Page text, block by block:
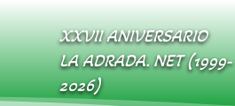
XXVII ANIVERSARIO
LA ADRADA. NET (1999-
2026)